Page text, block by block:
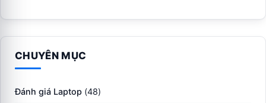
CHUYÊN MỤC
Đánh giá Laptop (48)